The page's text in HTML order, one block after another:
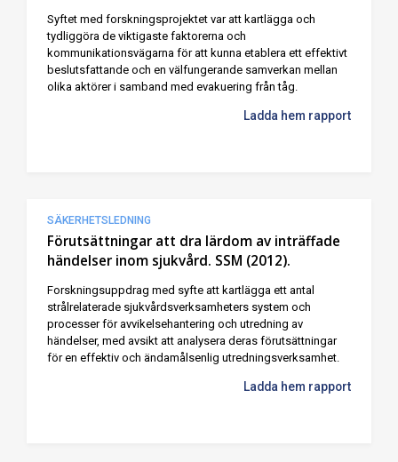
Syftet med forskningsprojektet var att kartlägga och
tydliggöra de viktigaste faktorerna och
kommunikationsvägarna för att kunna etablera ett effektivt
beslutsfattande och en välfungerande samverkan mellan
olika aktörer i samband med evakuering från tåg.
Ladda hem rapport
SÄKERHETSLEDNING
Förutsättningar att dra lärdom av inträffade
händelser inom sjukvård. SSM (2012).
Forskningsuppdrag med syfte att kartlägga ett antal
strålrelaterade sjukvårdsverksamheters system och
processer för avvikelsehantering och utredning av
händelser, med avsikt att analysera deras förutsättningar
för en effektiv och ändamålsenlig utredningsverksamhet.
Ladda hem rapport